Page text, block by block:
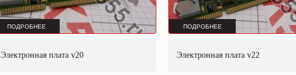
ПОДРОБНЕЕ
Электронная плата v20
ПОДРОБНЕЕ
Электронная плата v22